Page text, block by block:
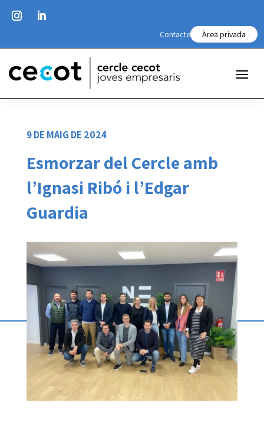
Contacte Àrea privada
9 DE MAIG DE 2024
Esmorzar del Cercle amb
l’Ignasi Ribó i l’Edgar
Guardia